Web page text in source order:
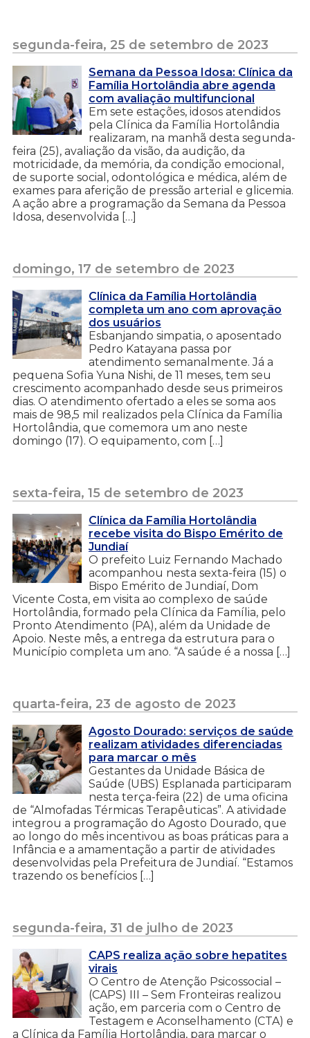
segunda-feira, 25 de setembro de 2023
Semana da Pessoa Idosa: Clínica da
Família Hortolândia abre agenda
com avaliação multifuncional
Em sete estações, idosos atendidos
pela Clínica da Família Hortolândia
realizaram, na manhã desta segunda-
feira (25), avaliação da visão, da audição, da
motricidade, da memória, da condição emocional,
de suporte social, odontológica e médica, além de
exames para aferição de pressão arterial e glicemia.
A ação abre a programação da Semana da Pessoa
Idosa, desenvolvida […]
domingo, 17 de setembro de 2023
Clínica da Família Hortolândia
completa um ano com aprovação
dos usuários
Esbanjando simpatia, o aposentado
Pedro Katayana passa por
atendimento semanalmente. Já a
pequena Sofia Yuna Nishi, de 11 meses, tem seu
crescimento acompanhado desde seus primeiros
dias. O atendimento ofertado a eles se soma aos
mais de 98,5 mil realizados pela Clínica da Família
Hortolândia, que comemora um ano neste
domingo (17). O equipamento, com […]
sexta-feira, 15 de setembro de 2023
Clínica da Família Hortolândia
recebe visita do Bispo Emérito de
Jundiaí
O prefeito Luiz Fernando Machado
acompanhou nesta sexta-feira (15) o
Bispo Emérito de Jundiaí, Dom
Vicente Costa, em visita ao complexo de saúde
Hortolândia, formado pela Clínica da Família, pelo
Pronto Atendimento (PA), além da Unidade de
Apoio. Neste mês, a entrega da estrutura para o
Município completa um ano. “A saúde é a nossa […]
quarta-feira, 23 de agosto de 2023
Agosto Dourado: serviços de saúde
realizam atividades diferenciadas
para marcar o mês
Gestantes da Unidade Básica de
Saúde (UBS) Esplanada participaram
nesta terça-feira (22) de uma oficina
de “Almofadas Térmicas Terapêuticas”. A atividade
integrou a programação do Agosto Dourado, que
ao longo do mês incentivou as boas práticas para a
Infância e a amamentação a partir de atividades
desenvolvidas pela Prefeitura de Jundiaí. “Estamos
trazendo os benefícios […]
segunda-feira, 31 de julho de 2023
CAPS realiza ação sobre hepatites
virais
O Centro de Atenção Psicossocial –
(CAPS) III – Sem Fronteiras realizou
ação, em parceria com o Centro de
Testagem e Aconselhamento (CTA) e
a Clínica da Família Hortolândia, para marcar o